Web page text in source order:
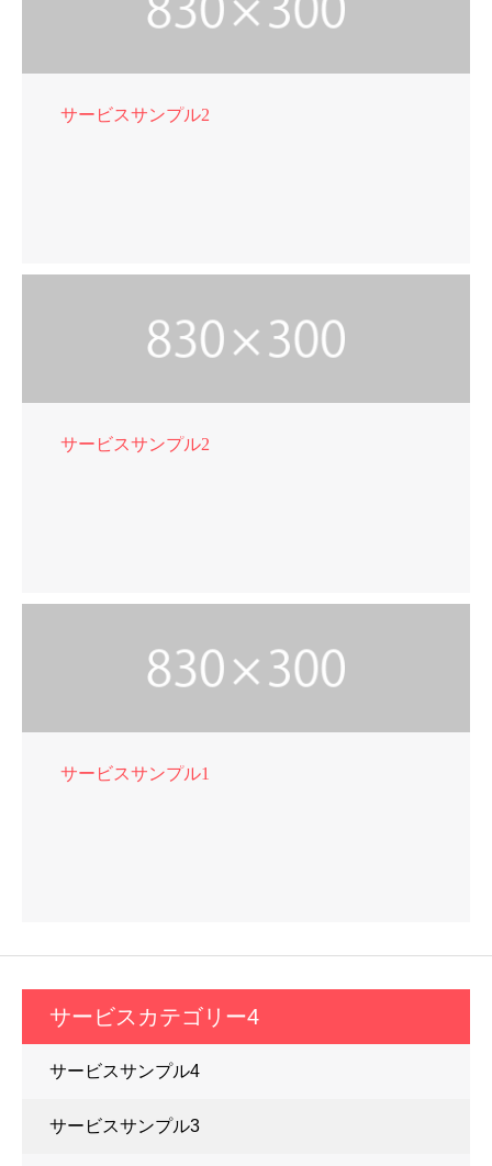
サービスサンプル2
サービスサンプル2
サービスサンプル1
サービスカテゴリー4
サービスサンプル4
サービスサンプル3